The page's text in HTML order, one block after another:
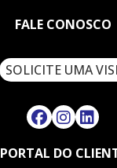
FALE CONOSCO
SOLICITE UMA
PORTAL DO